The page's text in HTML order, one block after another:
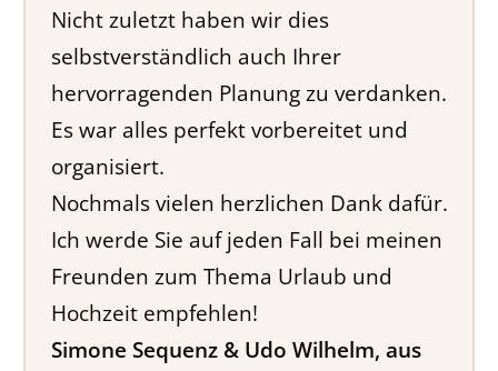
Nicht zuletzt haben wir dies
selbstverständlich auch Ihrer
hervorragenden Planung zu verdanken.
Es war alles perfekt vorbereitet und
organisiert.
Nochmals vielen herzlichen Dank dafür.
Ich werde Sie auf jeden Fall bei meinen
Freunden zum Thema Urlaub und
Hochzeit empfehlen!
Simone Sequenz & Udo Wilhelm, aus